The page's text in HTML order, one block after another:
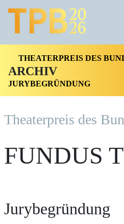
THEATERPREIS DES
ARCHIV
JURYBEGRÜNDUNG
Theater­preis des
FUNDUS
Jurybegründung